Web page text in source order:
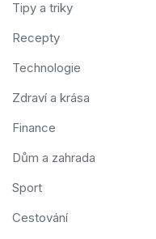
Tipy a triky
Recepty
Technologie
Zdraví a krása
Finance
Dům a zahrada
Sport
Cestování